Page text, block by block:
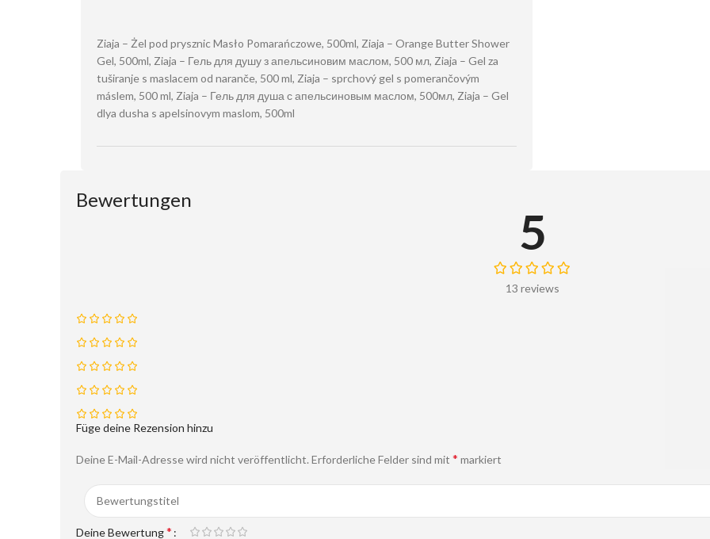
Ziaja – Żel pod prysznic Masło Pomarańczowe, 500ml, Ziaja – Orange Butter Shower
Gel, 500ml, Ziaja – Гель для душу з апельсиновим маслом, 500 мл, Ziaja – Gel za
tuširanje s maslacem od naranče, 500 ml, Ziaja – sprchový gel s pomerančovým
máslem, 500 ml, Ziaja – Гель для душа с апельсиновым маслом, 500мл, Ziaja – Gel
dlya dusha s apelsinovym maslom, 500ml
Bewertungen
5
13 reviews
Füge deine Rezension hinzu
Deine E-Mail-Adresse wird nicht veröffentlicht. Erforderliche Felder sind mit * markiert
Deine Bewertung*